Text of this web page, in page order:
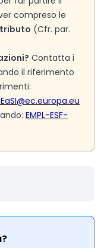
compreso le
(Cfr. par.
Contatta i
il riferimento
EMPL-ESF-